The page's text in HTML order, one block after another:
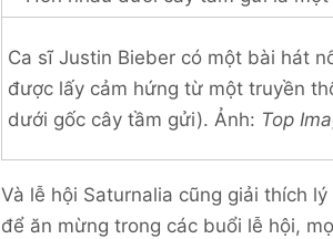
Ca sĩ Justin Bieber có một bài hát
được lấy cảm hứng từ một truyền
dưới gốc cây tầm gửi). Ảnh: Top
Và lễ hội Saturnalia cũng giải thích
để ăn mừng trong các buổi lễ hội,